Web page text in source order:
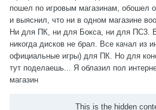
пошел по игровым магазинам, обошел
и выяснил, что ни в одном магазине
Ни для ПК, ни для Бокса, ни для ПС3.
никогда дисков не брал. Все качал из
официальные игры) для ПК. Но для
тут поделаешь... Я облазил пол
магазин
This is the hidden